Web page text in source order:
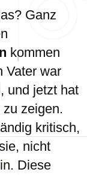
Ganz
kommen
Vater war
und jetzt hat
zeigen.
kritisch,
nicht
Diese